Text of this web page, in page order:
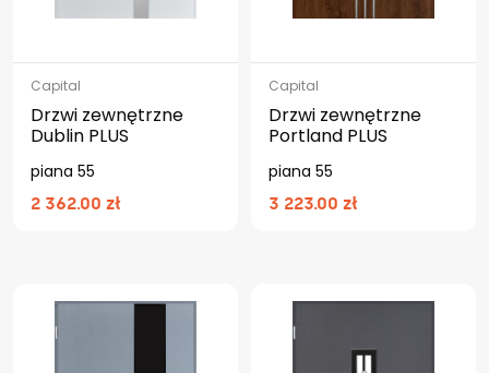
Capital
Drzwi zewnętrzne
Dublin PLUS
piana 55
2 362.00 zł
Capital
Drzwi zewnętrzne
Portland PLUS
piana 55
3 223.00 zł